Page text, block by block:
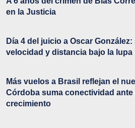
en la Justicia
Día 4 del juicio a Oscar
velocidad y distancia bajo la lupa
Más vuelos a Brasil reflejan el
Córdoba suma conectividad ante
crecimiento